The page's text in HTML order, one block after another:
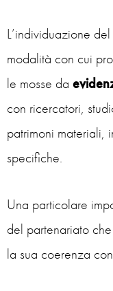
L’individuazione
modalità con cui
le mosse da
con ricercatori,
patrimoni materiali,
specifiche.
Una particolare
del partenariato
la sua coerenza